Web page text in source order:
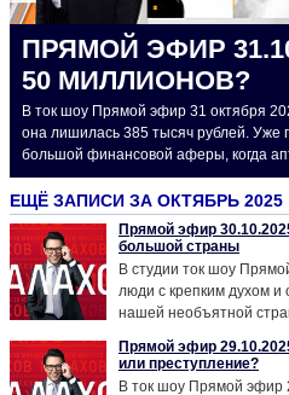
ПРЯМОЙ ЭФИР
50 МИЛЛИОНОВ?
В ток шоу Прямой эфир 31 октября
она лишилась 385 тысяч рублей. Уже
большой финансовой аферы, когда
ЕЩЁ ЗАПИСИ ЗА ОКТЯБРЬ 2025
Прямой эфир
большой страны
В студии ток шоу
люди с крепким духом и
нашей необъятной
Прямой эфир
или преступление?
В ток шоу Прямой эфир